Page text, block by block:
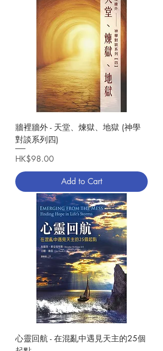
牆裡牆外 - 天堂、煉獄、地獄 (神學
對談系列四)
Price
HK$98.00
Add to Cart
心靈回航 - 在混亂中遇見天主的25個